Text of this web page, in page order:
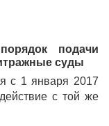
подачи
суды
с 1 января 2017
с той же